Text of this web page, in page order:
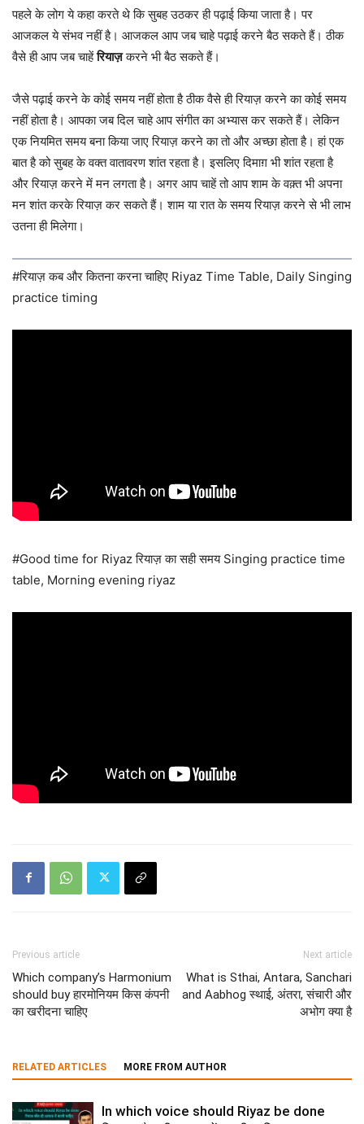
पहले के लोग ये कहा करते थे कि सुबह उठकर ही पढ़ाई किया जाता है। पर
आजकल ये संभव नहीं है। आजकल आप जब चाहे पढ़ाई करने बैठ सकते हैं। ठीक
वैसे ही आप जब चाहेंरियाज़करने भी बैठ सकते हैं।
जैसे पढ़ाई करने के कोई समय नहीं होता है ठीक वैसे ही रियाज़ करने का कोई समय
नहीं होता है। आपका जब दिल चाहे आप संगीत का अभ्यास कर सकते हैं। लेकिन
एक नियमित समय बना किया जाए रियाज़ करने का तो और अच्छा होता है। हां एक
बात है को सुबह के वक्त वातावरण शांत रहता है। इसलिए दिमाग़ भी शांत रहता है
और रियाज़ करने में मन लगता है। अगर आप चाहें तो आप शाम के वक़्त भी अपना
मन शांत करके रियाज़ कर सकते हैं। शाम या रात के समय रियाज़ करने से भी लाभ
उतना ही मिलेगा।
#रियाज़ कब और कितना करना चाहिए Riyaz Time Table, Daily Singing
practice timing
#Good time for Riyaz रियाज़ का सही समय Singing practice time
table, Morning evening riyaz
Previous article
Which company’s Harmonium
should buy हारमोनियम किस कंपनी
का खरीदना चाहिए
Next article
What is Sthai, Antara, Sanchari
and Aabhog स्थाई, अंतरा, संचारी और
अभोग क्या है
RELATED ARTICLES MORE FROM AUTHOR
In which voice should Riyaz be done